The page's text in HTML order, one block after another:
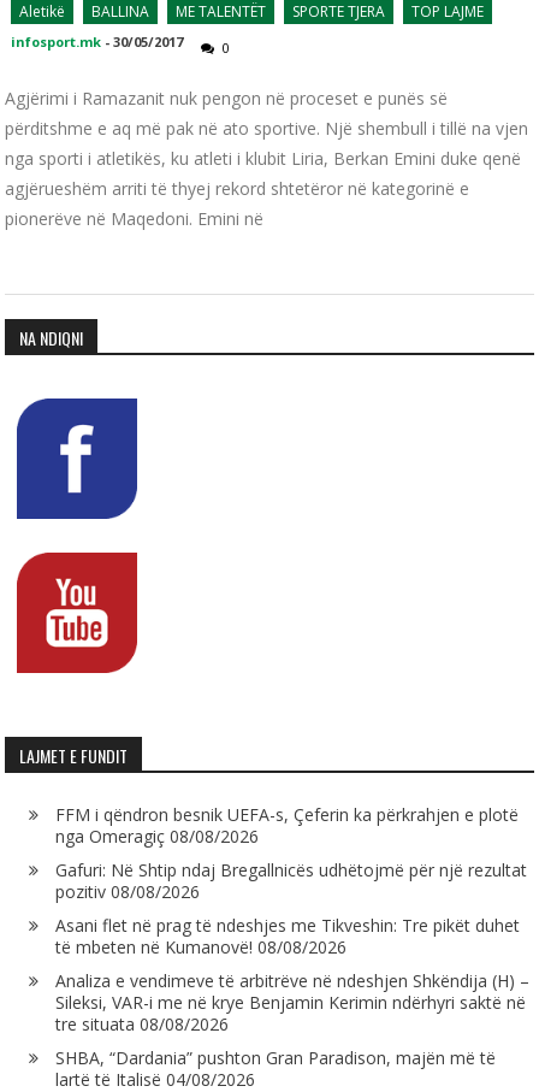
Aletikë BALLINA ME TALENTËT SPORTE TJERA TOP LAJME
infosport.mk -30/05/2017 0
Agjërimi i Ramazanit nuk pengon në proceset e punës së
përditshme e aq më pak në ato sportive. Një shembull i tillë na vjen
nga sporti i atletikës, ku atleti i klubit Liria, Berkan Emini duke qenë
agjërueshëm arriti të thyej rekord shtetëror në kategorinë e
pionerëve në Maqedoni. Emini në
NA NDIQNI
LAJMET E FUNDIT
FFM i qëndron besnik UEFA-s, Çeferin ka përkrahjen e plotë
nga Omeragiç 08/08/2026
Gafuri: Në Shtip ndaj Bregallnicës udhëtojmë për një rezultat
pozitiv 08/08/2026
Asani flet në prag të ndeshjes me Tikveshin: Tre pikët duhet
të mbeten në Kumanovë! 08/08/2026
Analiza e vendimeve të arbitrëve në ndeshjen Shkëndija (H) –
Sileksi, VAR-i me në krye Benjamin Kerimin ndërhyri saktë në
tre situata 08/08/2026
SHBA, “Dardania” pushton Gran Paradison, majën më të
lartë të Italisë 04/08/2026